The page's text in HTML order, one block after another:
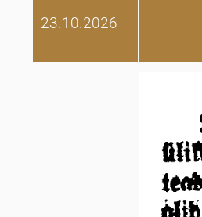
23.10.2026